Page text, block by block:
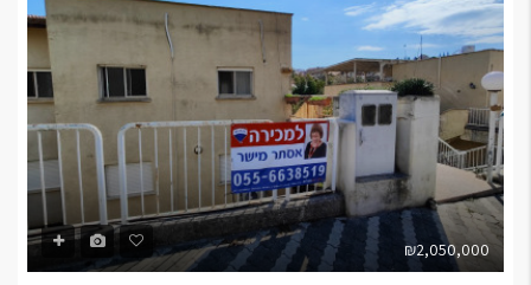
₪2,050,000